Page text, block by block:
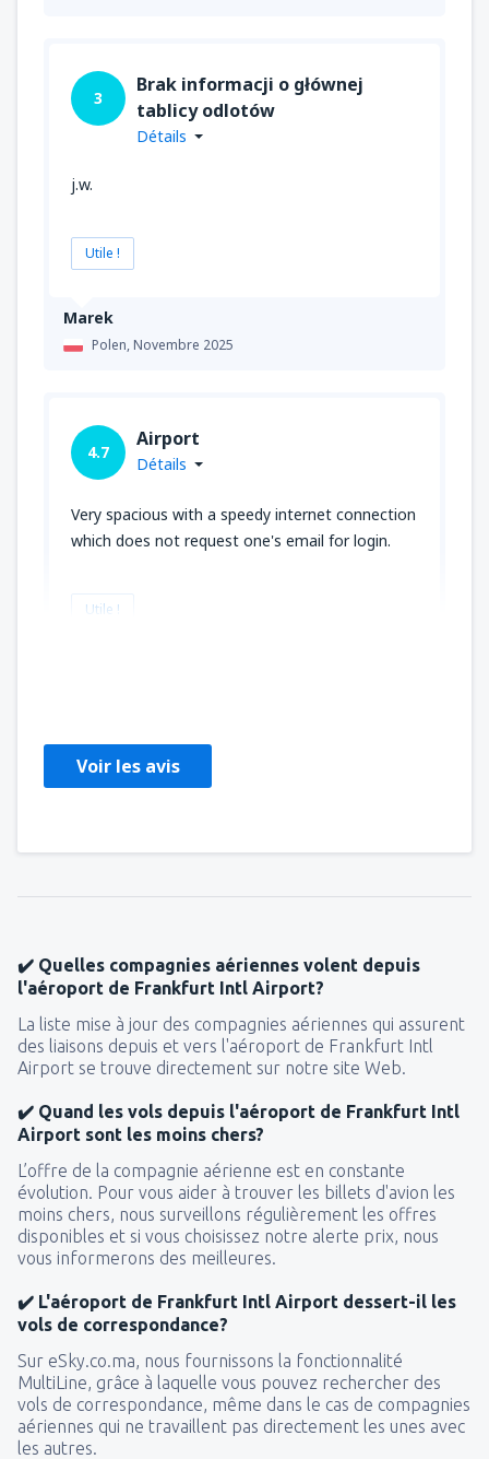
Marek
Polen,Novembre 2025
3
Brak informacji o głównej
tablicy odlotów
Détails
j.w.
Utile !
4.7
Airport
Détails
Very spacious with a speedy internet connection
which does not request one's email for login.
Utile !
Voir les avis
✔️ Quelles compagnies aériennes volent depuis
l'aéroport de Frankfurt Intl Airport?
La liste mise à jour des compagnies aériennes qui assurent
des liaisons depuis et vers l'aéroport de Frankfurt Intl
Airport se trouve directement sur notre site Web.
✔️ Quand les vols depuis l'aéroport de Frankfurt Intl
Airport sont les moins chers?
L’offre de la compagnie aérienne est en constante
évolution. Pour vous aider à trouver les billets d'avion les
moins chers, nous surveillons régulièrement les offres
disponibles et si vous choisissez notre alerte prix, nous
vous informerons des meilleures.
✔️ L'aéroport de Frankfurt Intl Airport dessert-il les
vols de correspondance?
Sur eSky.co.ma, nous fournissons la fonctionnalité
MultiLine, grâce à laquelle vous pouvez rechercher des
vols de correspondance, même dans le cas de compagnies
aériennes qui ne travaillent pas directement les unes avec
les autres.